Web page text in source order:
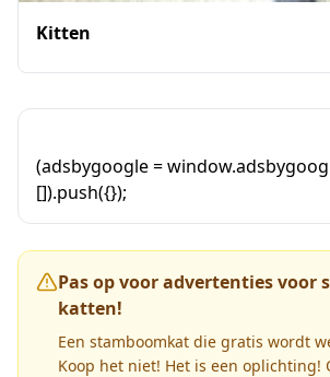
Kitten
(adsbygoogle =
[]).push({});
Pas op voor advertenties voor
katten!
Een stamboomkat die gratis wordt
Koop het niet! Het is een oplichting!